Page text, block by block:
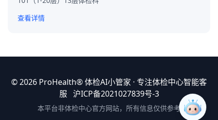
查看详情
© 2026 ProHealth®体检AI小管家 · 专注体检中心智能客
服 沪ICP备2021027839号-3
本平台非体检中心官方网站，所有信息仅供参考